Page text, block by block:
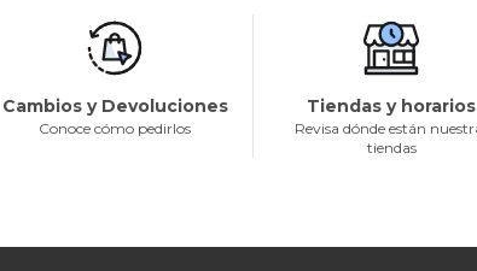
Cambios y Devoluciones
Conoce cómo pedirlos
Tiendas y horarios
Revisa dónde están
tiendas